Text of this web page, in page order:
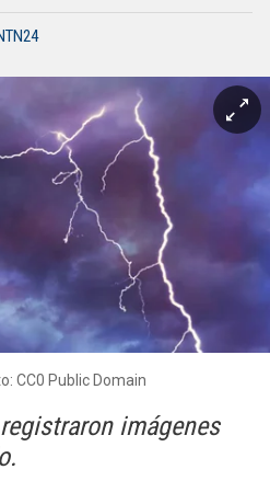
CC0 Public Domain
imágenes